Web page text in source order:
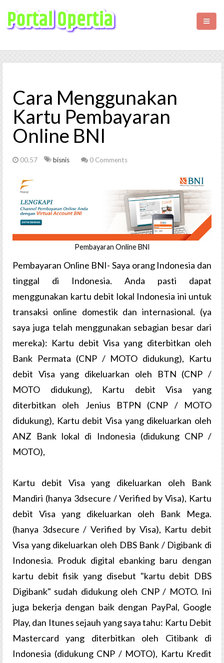
KESEHATAN
WISATA
Cara Menggunakan
Kartu Pembayaran​ ​
Online​ ​BNI
00.57 bisnis 0 Comments
Pembayaran​ ​Online​ ​BNI
Pembayaran​ ​Online​ ​BNI- Saya orang Indonesia dan
tinggal di Indonesia. Anda pasti dapat
menggunakan kartu debit lokal Indonesia ini untuk
transaksi online domestik dan internasional. (ya
saya juga telah menggunakan sebagian besar dari
mereka): Kartu debit Visa yang diterbitkan oleh
Bank Permata (CNP / MOTO didukung), Kartu
debit Visa yang dikeluarkan oleh BTN (CNP /
MOTO didukung), Kartu debit Visa yang
diterbitkan oleh Jenius BTPN (CNP / MOTO
didukung), Kartu debit Visa yang dikeluarkan oleh
ANZ Bank lokal di Indonesia (didukung CNP /
MOTO),
Kartu debit Visa yang dikeluarkan oleh Bank
Mandiri (hanya 3dsecure / Verified by Visa), Kartu
debit Visa yang dikeluarkan oleh Bank Mega.
(hanya 3dsecure / Verified by Visa), Kartu debit
Visa yang dikeluarkan oleh DBS Bank / Digibank di
Indonesia. Produk digital ebanking baru dengan
kartu debit fisik yang disebut "kartu debit DBS
Digibank" sudah didukung oleh CNP / MOTO. Ini
juga bekerja dengan baik dengan PayPal, Google
Play, dan Itunes sejauh yang saya tahu: Kartu Debit
Mastercard yang diterbitkan oleh Citibank di
Indonesia (didukung CNP / MOTO), Kartu Kredit